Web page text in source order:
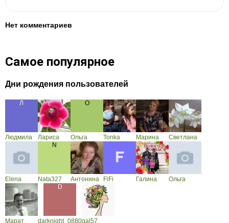
Нет комментариев
Самое популярное
Дни рождения пользователей
Людмила Лариса Ольга Tonka Марина Светлана
Elena Nata327 Антонина FiFi Галина Ольга
Марат darknight_0880gal57